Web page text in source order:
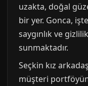
uzakta, doğal
bir yer. Gonca,
saygınlık ve
sunmaktadır.
Seçkin kız
müşteri